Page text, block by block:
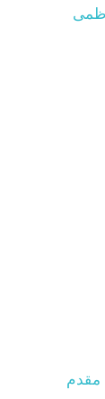
مقدم